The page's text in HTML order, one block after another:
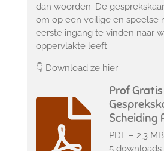
dan woorden. De
om op een veilige en speelse
eerste ingang te vinden naar
oppervlakte leeft.
👇 Download ze hier
Prof Gratis
Scheiding
PDF – 2,3 MB
5 downloads